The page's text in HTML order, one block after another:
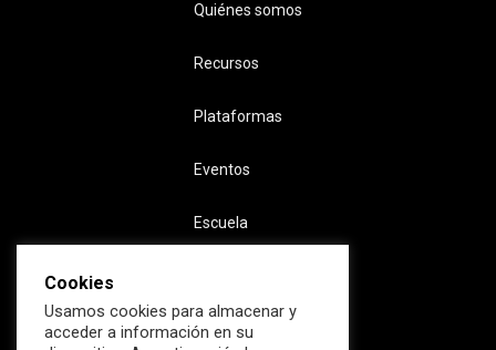
Quiénes somos
Recursos
Plataformas
Eventos
Escuela
Cookies
Usamos cookies para almacenar y
acceder a información en su